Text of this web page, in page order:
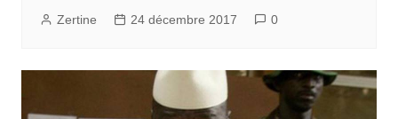
Zertine 24 décembre 2017 0